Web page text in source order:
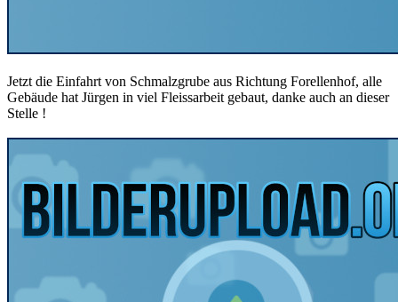
Jetzt die Einfahrt von Schmalzgrube aus Richtung Forellenhof, alle
Gebäude hat Jürgen in viel Fleissarbeit gebaut, danke auch an dieser
Stelle !